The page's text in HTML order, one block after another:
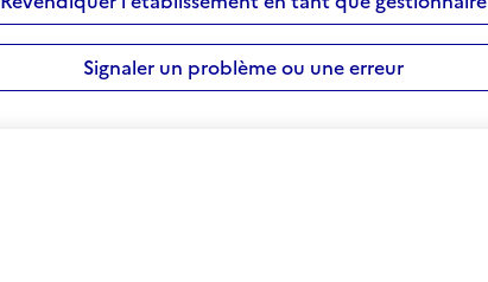
Signaler un problème ou une erreur